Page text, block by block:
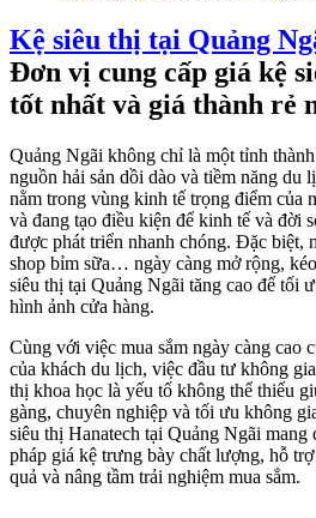
Kệ siêu thị tại Quảng
Đơn vị cung cấp giá kệ
tốt nhất và giá thành rẻ
Quảng Ngãi không chỉ là một tỉnh
nguồn hải sản dồi dào và tiềm năng du
nằm trong vùng kinh tế trọng điểm của
và đang tạo điều kiện để kinh tế và đời
được phát triển nhanh chóng. Đặc biệt,
shop bỉm sữa… ngày càng mở rộng,
siêu thị tại Quảng Ngãi tăng cao để tối
hình ảnh cửa hàng.
Cùng với việc mua sắm ngày càng cao
của khách du lịch, việc đầu tư không
thị khoa học là yếu tố không thể thiếu
gàng, chuyên nghiệp và tối ưu không
siêu thị Hanatech tại Quảng Ngãi mang
pháp giá kệ trưng bày chất lượng, hỗ
quả và nâng tầm trải nghiệm mua sắm.